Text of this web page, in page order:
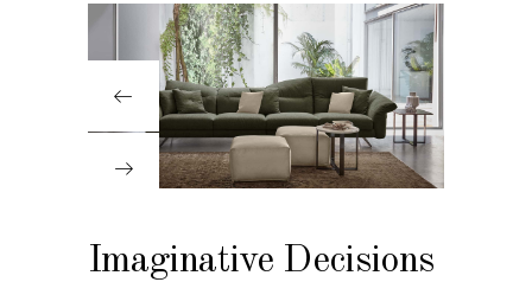
Imaginative Decisions